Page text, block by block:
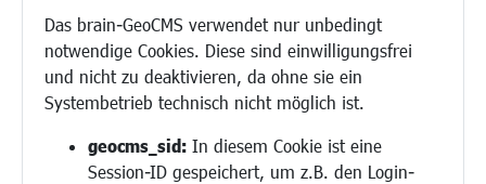
Das brain-GeoCMS verwendet nur unbedingt
notwendige Cookies. Diese sind einwilligungsfrei
und nicht zu deaktivieren, da ohne sie ein
Systembetrieb technisch nicht möglich ist.
geocms_sid: In diesem Cookie ist eine
Session-ID gespeichert, um z.B. den Login-
Demokratie leben
Ukrainehilfe
Hilfe für Geflüchtete
Religion
Bauen/Umwelt/Mobilität